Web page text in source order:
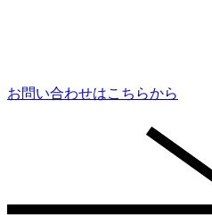
お問い合わせはこちらから